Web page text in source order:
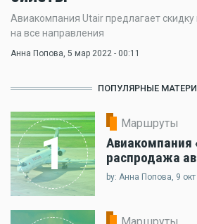
Авиакомпания Utair предлагает
на все направления
Анна Попова, 5 мар 2022 - 00:11
ПОПУЛЯРНЫЕ
1
Маршруты
Авиакомпания
распродажа
by: Анна Попова, 9